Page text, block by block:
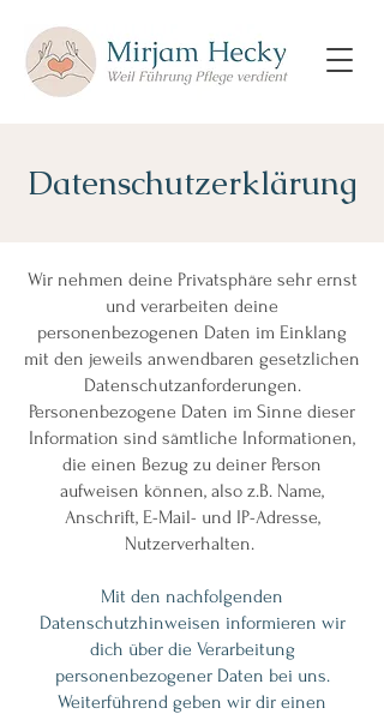
Datenschutzerklärung
Wir nehmen deine Privatsphäre sehr ernst
und verarbeiten deine
personenbezogenen Daten im Einklang
mit den jeweils anwendbaren gesetzlichen
Datenschutzanforderungen.
Personenbezogene Daten im Sinne dieser
Information sind sämtliche Informationen,
die einen Bezug zu deiner Person
aufweisen können, also z.B. Name,
Anschrift, E-Mail- und IP-Adresse,
Nutzerverhalten.
Mit den nachfolgenden
Datenschutzhinweisen informieren wir
dich über die Verarbeitung
personenbezogener Daten bei uns.
Weiterführend geben wir dir einen